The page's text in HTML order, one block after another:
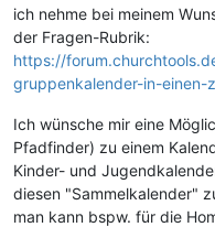
ich nehme bei meinem
der Fragen-Rubrik:
https://
gruppenkalender-in-einen-
Ich wünsche mir eine
Pfadfinder) zu einem
Kinder- und
diesen "Sammelkalender"
man kann bspw. für die